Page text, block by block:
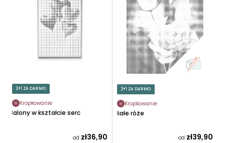
O
D
U
K
U
K
T
2+1 ZA DARMO
Kropkowanie
Balony w kształcie serc
od zł36,90
2+1 ZA DARMO
Kropkowanie
Białe róże
od zł39,90